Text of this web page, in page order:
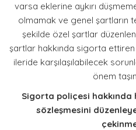
varsa eklerine aykırı
olmamak ve genel şartların
şekilde özel şartlar
şartlar hakkında sigorta
ileride karşılaşılabilecek
önem
Sigorta poliçesi
sözleşmesini